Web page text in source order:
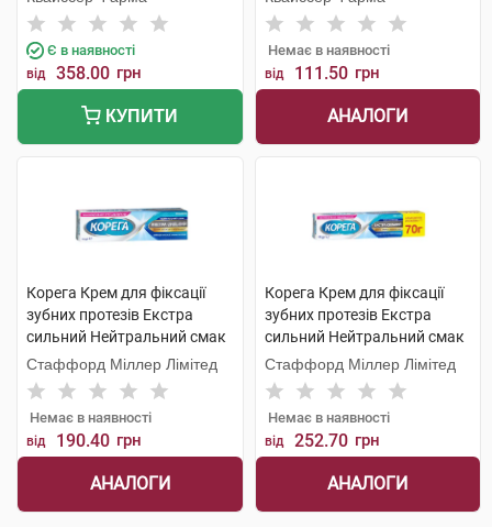
Є в наявності
від 358.00 грн
КУПИТИ
Немає в наявності
від 111.50 грн
АНАЛОГИ
Корега Крем для фіксації
зубних протезів Екстра
сильний Нейтральний смак
40 мл 1 туба
Стаффорд Міллер Лімітед
Немає в наявності
від 190.40 грн
АНАЛОГИ
Корега Крем для фіксації
зубних протезів Екстра
сильний Нейтральний смак
70 мл 1 туба
Стаффорд Міллер Лімітед
Немає в наявності
від 252.70 грн
АНАЛОГИ